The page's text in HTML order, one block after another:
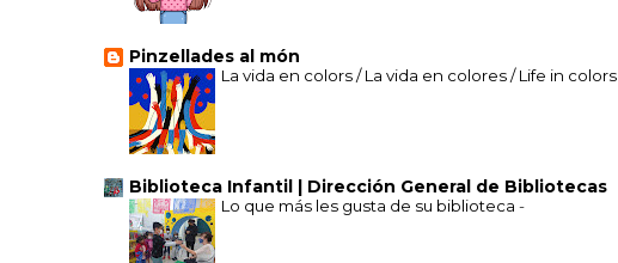
Pinzellades al món
La vida en colors / La vida en colores / Life in colors
Biblioteca Infantil | Dirección General de Bibliotecas
Lo que más les gusta de su biblioteca -